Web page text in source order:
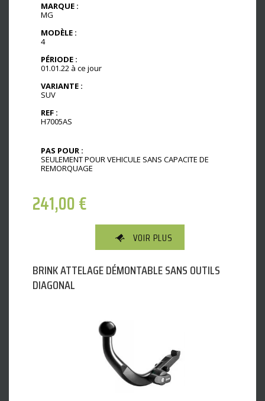
MARQUE :
MG
MODÈLE :
4
PÉRIODE :
01.01.22 à ce jour
VARIANTE :
SUV
REF :
H7005AS
PAS POUR :
SEULEMENT POUR VEHICULE SANS CAPACITE DE
REMORQUAGE
241,00€
VOIR PLUS
BRINK ATTELAGE DÉMONTABLE SANS OUTILS
DIAGONAL